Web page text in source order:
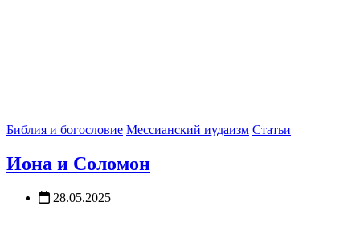
Библия и богословие Мессианский иудаизм Статьи
Иона и Соломон
28.05.2025